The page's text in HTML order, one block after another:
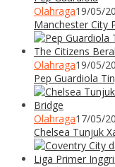
Olahraga19/05/
Manchester City
Olahraga19/05/
Pep Guardiola
Olahraga17/05/
Chelsea Tunjuk